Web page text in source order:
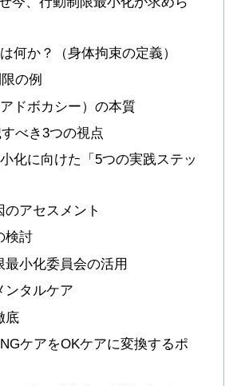
何か？（身体拘束の定義）
の例
ドボカシー）の本質
べき3つの視点
化に向けた「5つの実践ステッ
アセスメント
検討
小化委員会の活用
タルケア
底
ケアをOKケアに変換するポ